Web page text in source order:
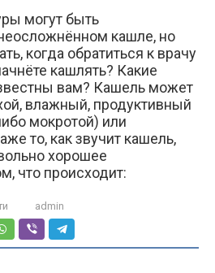
могут быть
кашле, но
когда обратиться к врачу
кашлять? Какие
вам? Кашель может
влажный, продуктивный
мокротой) или
то, как звучит кашель,
хорошее
что происходит:
admin